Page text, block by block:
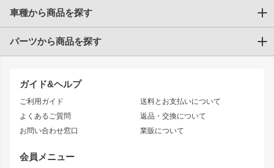
ガイド&ヘルプ
ご利用ガイド
よくあるご質問
お問い合わせ窓口
送料とお支払いについて
返品・交換について
業販について
会員メニュー
車種から商品を探す
トヨタ
JZX90 CHASER
JZX110 MARK II
JZX100 MARK II
JZX90 MARK II
トレノ
アリスト
ソアラ
アルテッツァ
パーツから商品を探す
エアロシリーズ
ドリフトライン
風神
雷神
レーシングライン
アタックライン
ストリームライン